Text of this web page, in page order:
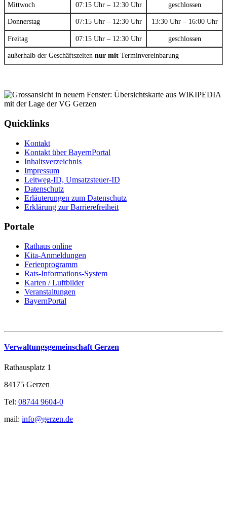
Mittwoch 07:15 Uhr – 12:30 Uhr geschlossen
Donnerstag 07:15 Uhr – 12:30 Uhr 13:30 Uhr – 16:00 Uhr
Freitag 07:15 Uhr – 12:30 Uhr geschlossen
außerhalb der Geschäftszeiten nur mit Terminvereinbarung
Quicklinks
Kontakt
Kontakt über BayernPortal
Inhaltsverzeichnis
Impressum
Leitweg-ID, Umsatzsteuer-ID
Datenschutz
Erläuterungen zum Datenschutz
Erklärung zur Barrierefreiheit
Portale
Rathaus online
Kita-Anmeldungen
Ferienprogramm
Rats-Informations-System
Karten / Luftbilder
Veranstaltungen
BayernPortal
Verwaltungsgemeinschaft Gerzen
Rathausplatz 1
84175 Gerzen
Tel: 08744 9604-0
mail: info@gerzen.de